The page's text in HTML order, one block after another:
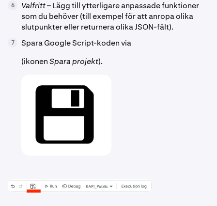
6 Valfritt– Lägg till ytterligare anpassade funktioner
som du behöver (till exempel för att anropa olika
slutpunkter eller returnera olika JSON-fält).
7
Spara Google Script-koden via
(ikonenSpara projekt).